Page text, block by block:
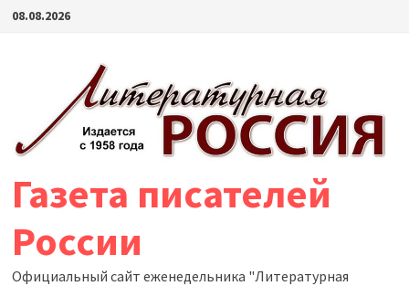
Перейти
08.08.2026
Газета писателей
России
Официальный сайт еженедельника "Литературная